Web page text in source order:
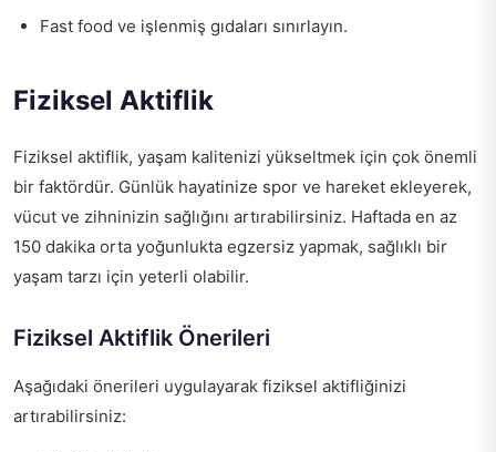
Fast food ve işlenmiş gıdaları sınırlayın.
Fiziksel Aktiflik
Fiziksel aktiflik, yaşam kalitenizi yükseltmek için çok önemli
bir faktördür. Günlük hayatinize spor ve hareket ekleyerek,
vücut ve zihninizin sağlığını artırabilirsiniz. Haftada en az
150 dakika orta yoğunlukta egzersiz yapmak, sağlıklı bir
yaşam tarzı için yeterli olabilir.
Fiziksel Aktiflik Önerileri
Aşağıdaki önerileri uygulayarak fiziksel aktifliğinizi
artırabilirsiniz: